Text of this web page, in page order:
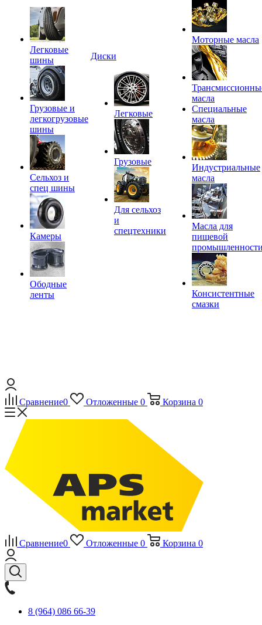
Легковые
шины
Грузовые и
легкогрузовые
шины
Сельхоз и
спец шины
Камеры
Ободные
ленты
Диски
Легковые
Грузовые
Для сельхоз
и
спецтехники
Моторные масла
масла
Специальные
масла
Индустриальные
масла
Масла для
пищевой
Консистентные
смазки
Сравнение0 Отложенные 0 Корзина 0
Сравнение0 Отложенные 0 Корзина 0
8 (964) 086 66-39